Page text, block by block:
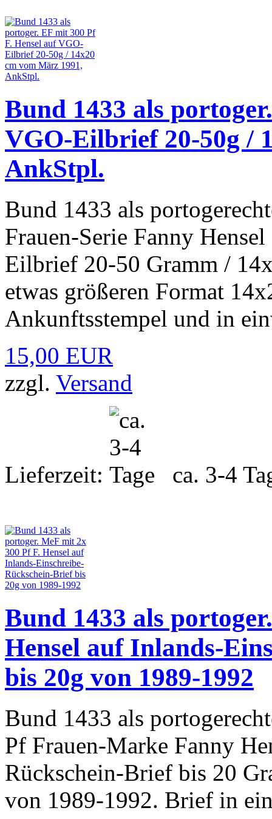
Bund 1433 als
VGO-Eilbrief 20-50g /
AnkStpl.
Bund 1433 als
Frauen-Serie Fanny
Eilbrief 20-50 Gramm /
etwas größeren Format
Ankunftsstempel und in
15,00 EUR
zzgl. Versand
Lieferzeit: ca. 3-4
Bund 1433 als
Hensel auf Inlands-
bis 20g von 1989-1992
Bund 1433 als
Pf Frauen-Marke Fanny
Rückschein-Brief bis 20
von 1989-1992. Brief in